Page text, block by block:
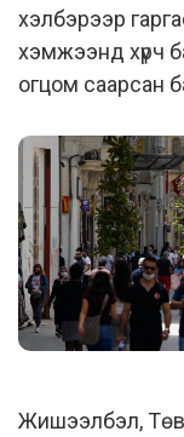
хэлбэрээр
хэмжээнд хүрч
огцом саарсан
Жишээлбэл, Төв